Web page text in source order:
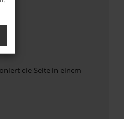
die Seite in einem